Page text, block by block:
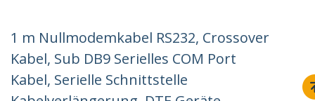
1 m Nullmodemkabel RS232, Crossover
Kabel, Sub DB9 Serielles COM Port
Kabel, Serielle Schnittstelle